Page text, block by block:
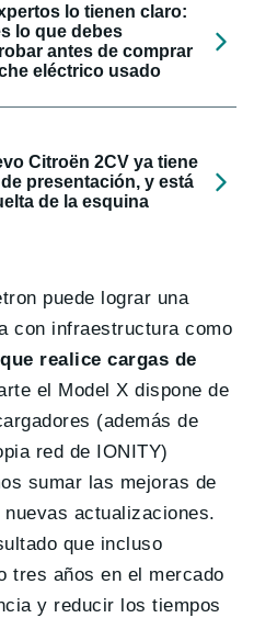
lo tienen claro:
lo que debes
antes de comprar
eléctrico usado
Citroën 2CV ya tiene
presentación, y está
de la esquina
puede lograr una
con infraestructura como
realice cargas de
el Model X dispone de
(además de
red de IONITY)
sumar las mejoras de
actualizaciones.
que incluso
tres años en el mercado
y reducir los tiempos